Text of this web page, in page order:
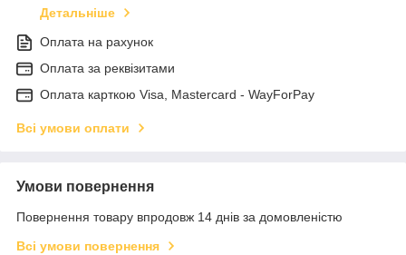
Детальніше
Оплата на рахунок
Оплата за реквізитами
Оплата карткою Visa, Mastercard - WayForPay
Всі умови оплати
Умови повернення
Повернення товару впродовж 14 днів за домовленістю
Всі умови повернення